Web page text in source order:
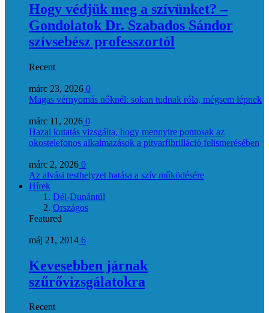
Hogy védjük meg a szívünket? –
Gondolatok Dr. Szabados Sándor
szívsebész professzortól
Recent
márc 23, 2026 0
Magas vérnyomás nőknél: sokan tudnak róla, mégsem lépnek
márc 11, 2026 0
Hazai kutatás vizsgálta, hogy mennyire pontosak az
okostelefonos alkalmazások a pitvarfibrilláció felismerésében
márc 2, 2026 0
Az alvási testhelyzet hatása a szív működésére
Hírek
Dél-Dunántúl
Országos
Featured
máj 21, 2014 6
Kevesebben járnak
szűrővizsgálatokra
Recent